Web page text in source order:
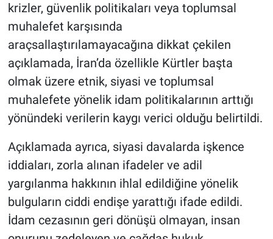
krizler, güvenlik politikaları veya toplumsal
muhalefet karşısında
araçsallaştırılamayacağına dikkat çekilen
açıklamada, İran’da özellikle Kürtler başta
olmak üzere etnik, siyasi ve toplumsal
muhalefete yönelik idam politikalarının arttığı
yönündeki verilerin kaygı verici olduğu belirtildi.
Açıklamada ayrıca, siyasi davalarda işkence
iddiaları, zorla alınan ifadeler ve adil
yargılanma hakkının ihlal edildiğine yönelik
bulguların ciddi endişe yarattığı ifade edildi.
İdam cezasının geri dönüşü olmayan, insan